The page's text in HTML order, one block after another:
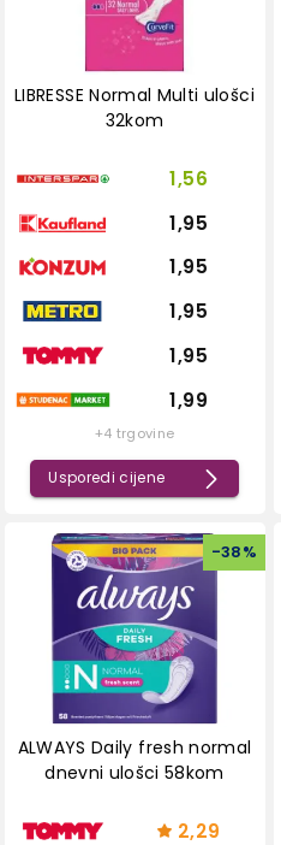
LIBRESSE Normal Multi ulošci
32kom
1,56
1,95
1,95
1,95
1,95
1,99
+4 trgovine
Usporedi cijene
-38%
ALWAYS Daily fresh normal
dnevni ulošci 58kom
2,29